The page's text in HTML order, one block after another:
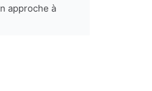
approche à